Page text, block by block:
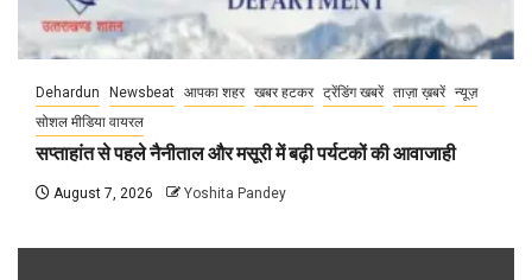
Dehardun Newsbeat आपका शहर खबर हटकर ट्रेंडिंग खबरें ताज़ा ख़बरें न्यूज़
सोशल मीडिया वायरल
सप्ताहांत से पहले नैनीताल और मसूरी में बढ़ी पर्यटकों की आवाजाही
August 7, 2026 Yoshita Pandey